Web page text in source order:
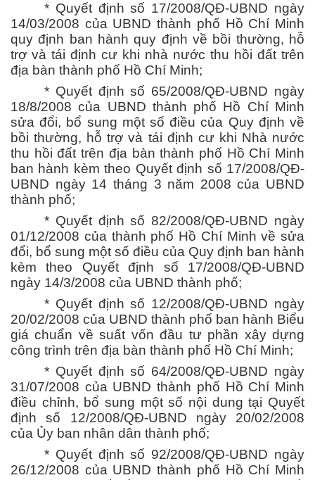
* Quyết định số 17/2008/QĐ-UBND ngày
14/03/2008 của UBND thành phố Hồ Chí Minh
quy định ban hành quy định về bồi thường, hỗ
trợ và tái định cư khi nhà nước thu hồi đất trên
địa bàn thành phố Hồ Chí Minh;
* Quyết định số 65/2008/QĐ-UBND ngày
18/8/2008 của UBND thành phố Hồ Chí Minh
sửa đổi, bổ sung một số điều của Quy định về
bồi thường, hỗ trợ và tái định cư khi Nhà nước
thu hồi đất trên địa bàn thành phố Hồ Chí Minh
ban hành kèm theo Quyết định số 17/2008/QĐ-
UBND ngày 14 tháng 3 năm 2008 của UBND
thành phố;
* Quyết định số 82/2008/QĐ-UBND ngày
01/12/2008 của thành phố Hồ Chí Minh về sửa
đổi, bổ sung một số điều của Quy định ban hành
kèm theo Quyết định số 17/2008/QĐ-UBND
ngày 14/3/2008 của UBND thành phố;
* Quyết định số 12/2008/QĐ-UBND ngày
20/02/2008 của UBND thành phố ban hành Biểu
giá chuẩn về suất vốn đầu tư phần xây dựng
công trình trên địa bàn thành phố Hồ Chí Minh;
* Quyết định số 64/2008/QĐ-UBND ngày
31/07/2008 của UBND thành phố Hồ Chí Minh
điều chỉnh, bổ sung một số nội dung tại Quyết
định số 12/2008/QĐ-UBND ngày 20/02/2008
của Ủy ban nhân dân thành phố;
* Quyết định số 92/2008/QĐ-UBND ngày
26/12/2008 của UBND thành phố Hồ Chí Minh